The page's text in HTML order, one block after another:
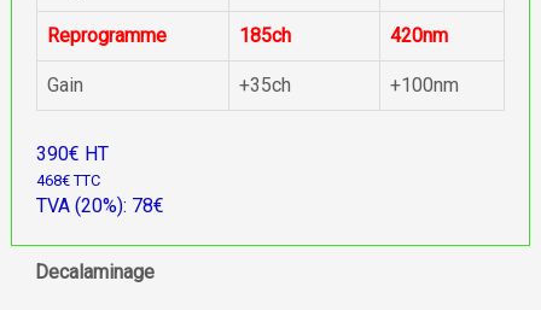
Reprogramme 185ch 420nm
Gain +35ch +100nm
390€ HT
468€ TTC
TVA (20%): 78€
Decalaminage